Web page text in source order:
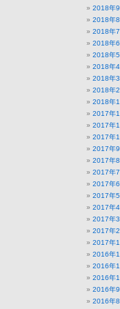
2018年9
2018年8
2018年7
2018年6
2018年5
2018年4
2018年3
2018年2
2018年1
2017年
2017年
2017年
2017年9
2017年8
2017年7
2017年6
2017年5
2017年4
2017年3
2017年2
2017年1
2016年
2016年
2016年
2016年9
2016年8